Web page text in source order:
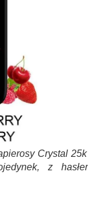
Crystal
z